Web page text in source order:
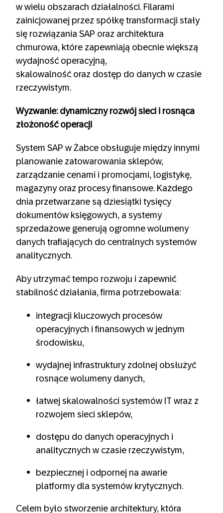
w wielu obszarach działalności. Filarami
zainicjowanej przez spółkę transformacji stały
się rozwiązania SAP oraz architektura
chmurowa, które zapewniają obecnie większą
wydajność operacyjną,
skalowalność oraz dostęp do danych w czasie
rzeczywistym.
Wyzwanie: dynamiczny rozwój sieci i rosnąca
złożoność operacji
System SAP w Żabce obsługuje między innymi
planowanie zatowarowania sklepów,
zarządzanie cenami i promocjami, logistykę,
magazyny oraz procesy finansowe. Każdego
dnia przetwarzane są dziesiątki tysięcy
dokumentów księgowych, a systemy
sprzedażowe generują ogromne wolumeny
danych trafiających do centralnych systemów
analitycznych.
Aby utrzymać tempo rozwoju i zapewnić
stabilność działania, firma potrzebowała:
integracji kluczowych procesów
operacyjnych i finansowych w jednym
środowisku,
wydajnej infrastruktury zdolnej obsłużyć
rosnące wolumeny danych,
łatwej skalowalności systemów IT wraz z
rozwojem sieci sklepów,
dostępu do danych operacyjnych i
analitycznych w czasie rzeczywistym,
bezpiecznej i odpornej na awarie
platformy dla systemów krytycznych.
Celem było stworzenie architektury, która